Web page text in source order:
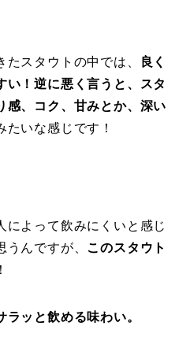
スタウトの中では、
良く
い！逆に悪く言うと、スタ
感、コク、甘みとか、深い
たいな感じです！
によって飲みにくいと感じ
んですが、 このスタウト
ッと飲める味わい。